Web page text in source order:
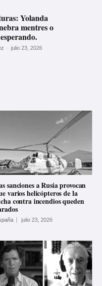
Yolanda
mentres o
- julio 23, 2026
sanciones a Rusia provocan
varios helicópteros de la
contra incendios queden
julio 23, 2026